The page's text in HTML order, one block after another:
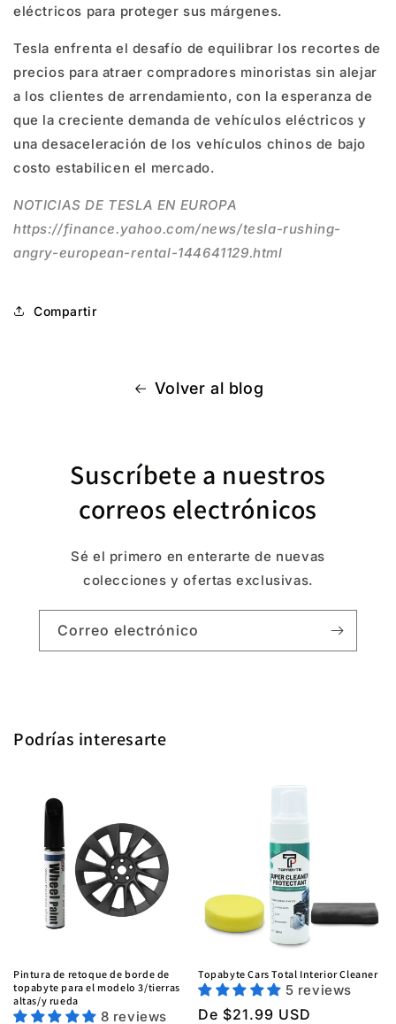
eléctricos para proteger sus márgenes.
Tesla enfrenta el desafío de equilibrar los recortes de
precios para atraer compradores minoristas sin alejar
a los clientes de arrendamiento, con la esperanza de
que la creciente demanda de vehículos eléctricos y
una desaceleración de los vehículos chinos de bajo
costo estabilicen el mercado.
NOTICIAS DE TESLA EN EUROPA
https://finance.yahoo.com/news/tesla-rushing-
angry-european-rental-144641129.html
Compartir
Volver al blog
Suscríbete a nuestros
correos electrónicos
Sé el primero en enterarte de nuevas
colecciones y ofertas exclusivas.
Correo electrónico
Podrías interesarte
Pintura de retoque de borde de
topabyte para el modelo 3/tierras
altas/y rueda
8 reviews
Topabyte Cars Total Interior Cleaner
5 reviews
Precio
De $21.99 USD